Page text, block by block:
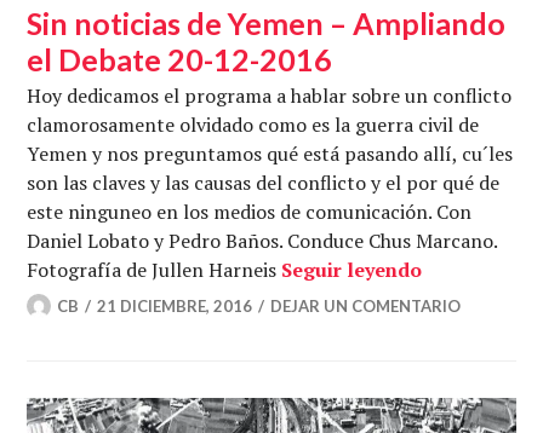
Sin noticias de Yemen – Ampliando
el Debate 20-12-2016
Hoy dedicamos el programa a hablar sobre un conflicto
clamorosamente olvidado como es la guerra civil de
Yemen y nos preguntamos qué está pasando allí, cu´les
son las claves y las causas del conflicto y el por qué de
este ninguneo en los medios de comunicación. Con
Daniel Lobato y Pedro Baños. Conduce Chus Marcano.
Fotografía de Jullen Harneis Seguir leyendoSin noticias
CB 21 DICIEMBRE, 2016 DEJAR UN COMENTARIO